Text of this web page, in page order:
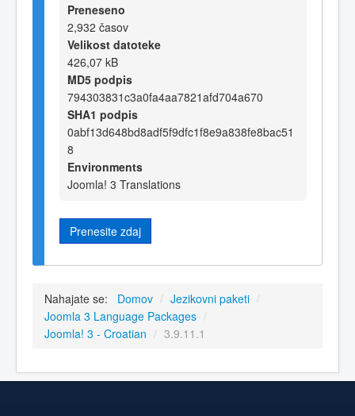
Preneseno
2,932 časov
Velikost datoteke
426,07 kB
MD5 podpis
794303831c3a0fa4aa7821afd704a670
SHA1 podpis
0abf13d648bd8adf5f9dfc1f8e9a838fe8bac51
8
Environments
Joomla! 3 Translations
Prenesite zdaj
Nahajate se: Domov / Jezikovni paketi /
Joomla 3 Language Packages /
Joomla! 3 - Croatian / 3.9.11.1